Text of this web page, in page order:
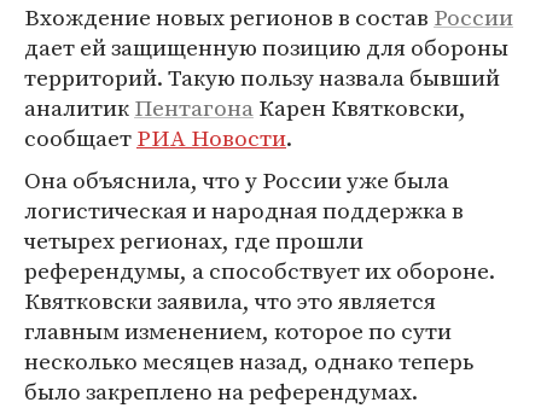
Вхождение новых регионов в состав России
дает ей защищенную позицию для обороны
территорий. Такую пользу назвала бывший
аналитикПентагонаКарен Квятковски,
сообщаетРИА Новости.
Она объяснила, что у России уже была
логистическая и народная поддержка в
четырех регионах, где прошли
референдумы, а способствует их обороне.
Квятковски заявила, что это является
главным изменением, которое по сути
несколько месяцев назад, однако теперь
было закреплено на референдумах.